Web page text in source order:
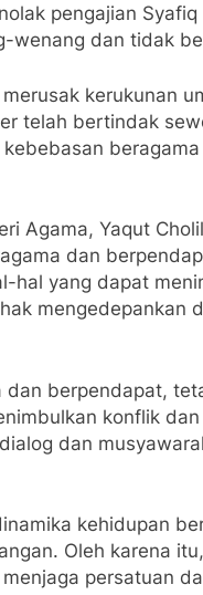
pengajian Syafiq
wenang dan tidak
kerukunan
telah bertindak
Agama, Yaqut
dan
hal yang dapat
mengedepankan
berpendapat,
konflik
dan
kehidupan
Oleh karena
persatuan